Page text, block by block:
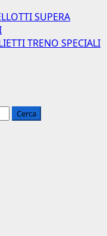
SUPERA
TRENO SPECIALI